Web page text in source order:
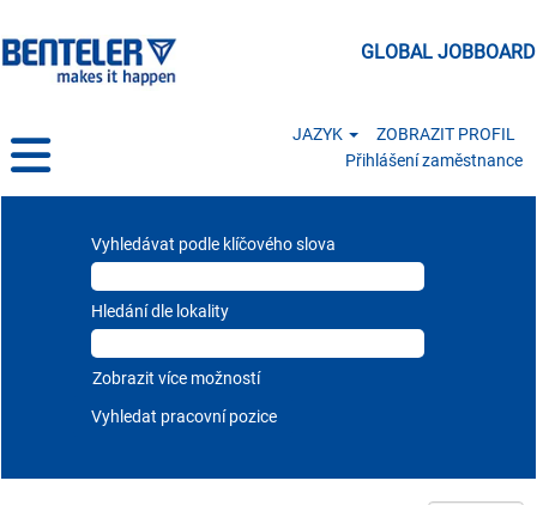
GLOBAL JOBBOARD
JAZYK
ZOBRAZIT PROFIL
Přihlášení zaměstnance
Vyhledávat podle klíčového slova
Hledání dle lokality
Zobrazit více možností